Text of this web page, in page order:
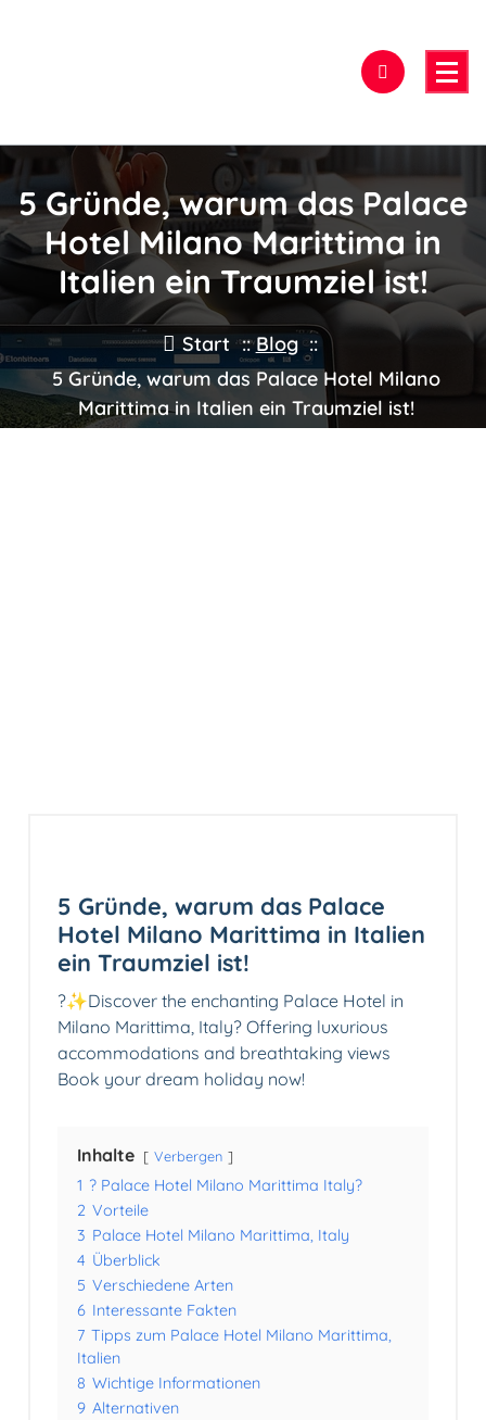
5 Gründe, warum das Palace
Hotel Milano Marittima in
Italien ein Traumziel ist!
Start ::Blog::
5 Gründe, warum das Palace Hotel Milano
Marittima in Italien ein Traumziel ist!
5 Gründe, warum das Palace
Hotel Milano Marittima in Italien
ein Traumziel ist!
?✨Discover the enchanting Palace Hotel in
Milano Marittima, Italy? Offering luxurious
accommodations and breathtaking views
Book your dream holiday now!
Inhalte Verbergen
1 ? Palace Hotel Milano Marittima Italy?
2 Vorteile
3 Palace Hotel Milano Marittima, Italy
4 Überblick
5 Verschiedene Arten
6 Interessante Fakten
7 Tipps zum Palace Hotel Milano Marittima,
Italien
8 Wichtige Informationen
9 Alternativen